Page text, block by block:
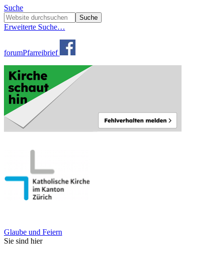
Suche
Erweiterte Suche…
forumPfarreibrief
Glaube und Feiern
Sie sind hier